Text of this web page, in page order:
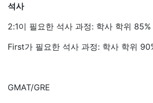
석사
2:1이 필요한 석사 과정: 학사 학위
First가 필요한 석사 과정: 학사 학위
GMAT/GRE